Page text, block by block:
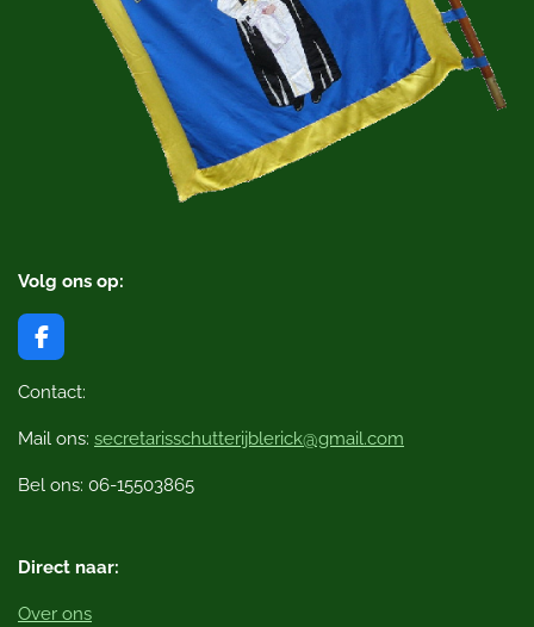
Volg ons op:
F
a
c
b
o
k
Contact:
Mail ons: secretarisschutterijblerick@gmail.com
Bel ons: 06-15503865
Direct naar:
Over ons